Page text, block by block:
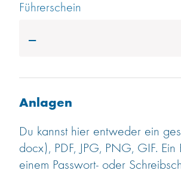
Führerschein
---
Anlagen
Du kannst hier entweder ein
docx), PDF, JPG, PNG, GIF.
einem Passwort- oder